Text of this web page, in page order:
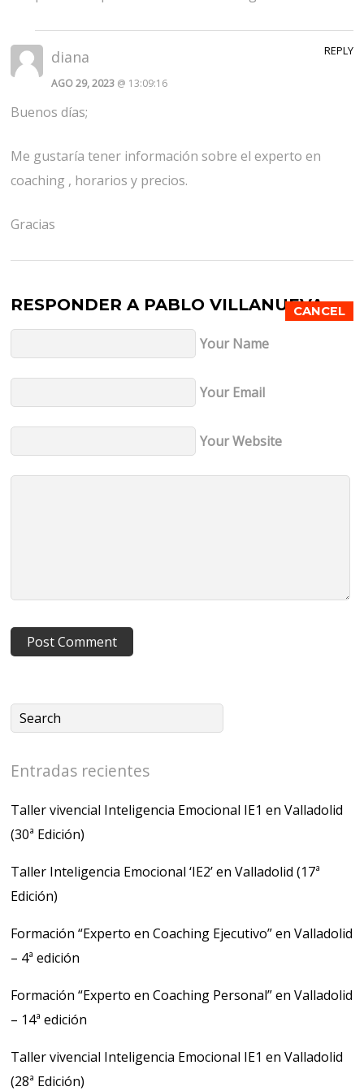
diana
AGO 29, 2023 @ 13:09:16
Buenos días;
Me gustaría tener información sobre el experto en
coaching , horarios y precios.
Gracias
REPLY
RESPONDER A PABLO VILLANUEVA
CANCEL
Your Name
Your Email
Your Website
Entradas recientes
Taller vivencial Inteligencia Emocional IE1 en Valladolid
(30ª Edición)
Taller Inteligencia Emocional ‘IE2’ en Valladolid (17ª
Edición)
Formación “Experto en Coaching Ejecutivo” en Valladolid
– 4ª edición
Formación “Experto en Coaching Personal” en Valladolid
– 14ª edición
Taller vivencial Inteligencia Emocional IE1 en Valladolid
(28ª Edición)